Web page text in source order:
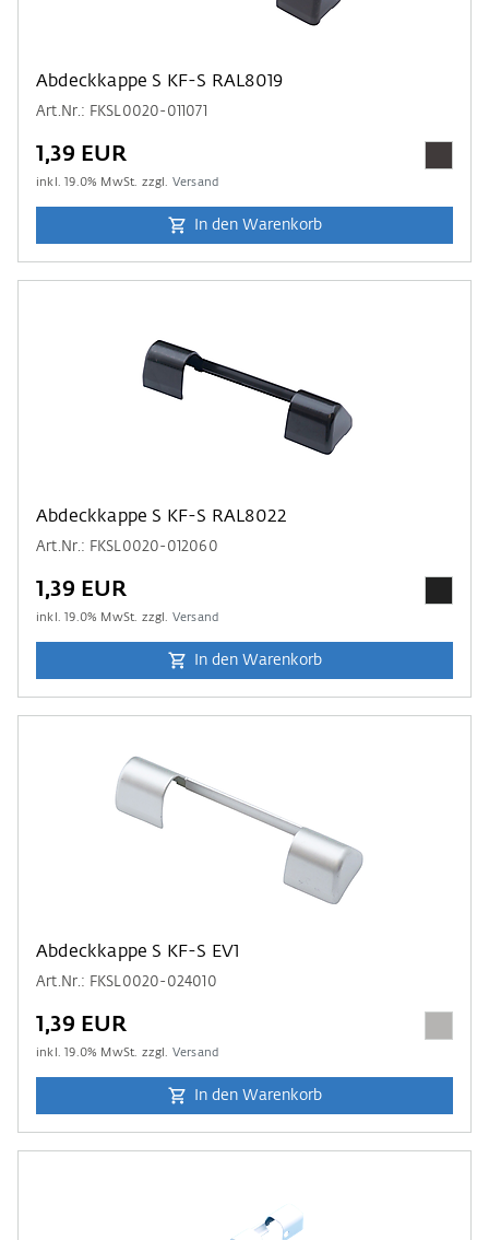
Abdeckkappe S KF-S RAL8019
Art.Nr.: FKSL0020-011071
1,39 EUR
inkl.19.0% MwSt. zzgl. Versand
In den Warenkorb
Abdeckkappe S KF-S RAL8022
Art.Nr.: FKSL0020-012060
1,39 EUR
inkl.19.0% MwSt. zzgl. Versand
In den Warenkorb
Abdeckkappe S KF-S EV1
Art.Nr.: FKSL0020-024010
1,39 EUR
inkl.19.0% MwSt. zzgl. Versand
In den Warenkorb